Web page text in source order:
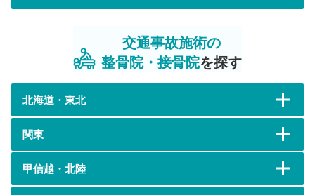
交通事故施術の
整骨院・接骨院を探す
北海道・東北
関東
甲信越・北陸